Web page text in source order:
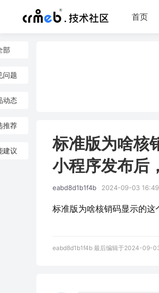
首页
部
问题
动态
推荐
建议
标准版为啥核
小程序发布后
eabd8d1b1f4b 2024-09-03
标准版为啥核销码显示的
eabd8d1b1f4b 最后编辑于2024-09-